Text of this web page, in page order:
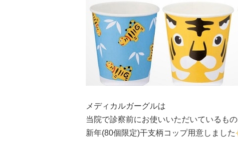
メディカルガーグルは
当院で診察前にお使いいただいているもの
新年(80個限定)干支柄コップ用意しました